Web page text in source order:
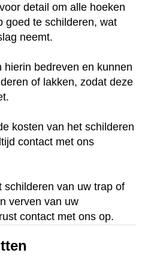
detail om alle hoeken
goed te schilderen, wat
neemt.
hierin bedreven en kunnen
of lakken, zodat deze
kosten van het schilderen
contact met ons
schilderen van uw trap of
verven van uw
contact met ons op.